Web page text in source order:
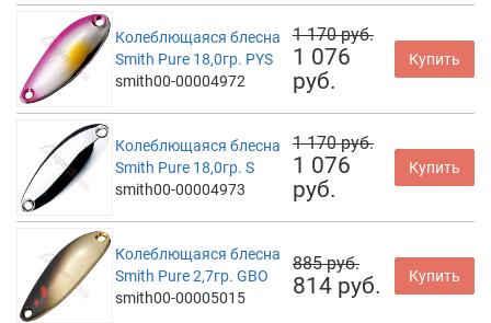
Колеблющаяся блесна
Smith Pure 18,0гр. PYS
smith00-00004972
1 170 руб.
1 076
руб.
Купить
Колеблющаяся блесна
Smith Pure 18,0гр. S
smith00-00004973
1 170 руб.
1 076
руб.
Купить
Колеблющаяся блесна
Smith Pure 2,7гр. GBO
smith00-00005015
885 руб.
814 руб. Купить